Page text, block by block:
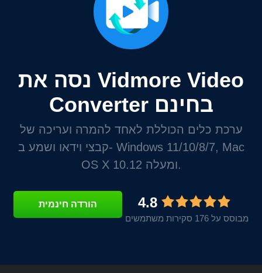
נסה את Vidmore Video
Converter בחינם
ערכת כלים הכוללת לאחד להמרה ועריכה של
קבצי וידאו ושמע ב- Windows 11/10/8/7, Mac
OS X 10.12 ומעלה.
הורדה חינמית 4.8
מבוסס על 176 סקירות משתמשים